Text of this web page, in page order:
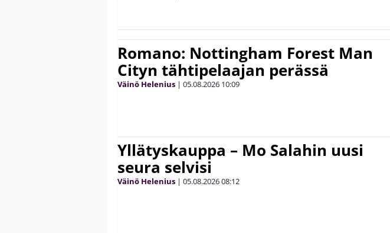
Romano: Nottingham Forest Man
Cityn tähtipelaajan perässä
Väinö Helenius | 05.08.2026 10:09
Yllätyskauppa – Mo Salahin uusi
seura selvisi
Väinö Helenius | 05.08.202608:12